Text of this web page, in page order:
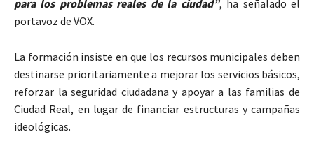
para los problemas reales de la ciudad”, ha señalado el
portavoz de VOX.
La formación insiste en que los recursos municipales deben
destinarse prioritariamente a mejorar los servicios básicos,
reforzar la seguridad ciudadana y apoyar a las familias de
Ciudad Real, en lugar de financiar estructuras y campañas
ideológicas.